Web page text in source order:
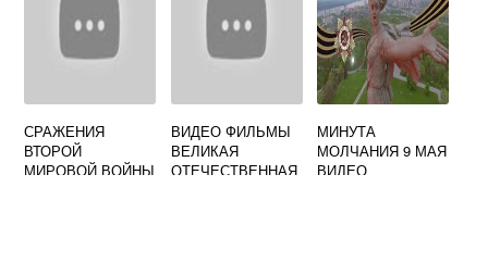
СРАЖЕНИЯ
ВТОРОЙ
МИРОВОЙ ВОЙНЫ
ВИДЕО ФИЛЬМЫ
ВЕЛИКАЯ
ОТЕЧЕСТВЕННАЯ
МИНУТА
МОЛЧАНИЯ 9 МАЯ
ВИДЕО